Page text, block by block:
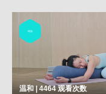
瑜伽
温和 | 4464观看次数